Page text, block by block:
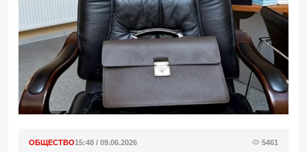
ОБЩЕСТВО15:48 / 09.06.2026 5461